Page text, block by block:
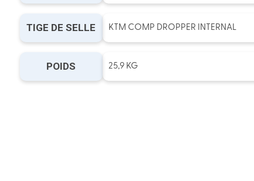
TIGE DE SELLE KTM COMP DROPPER INTERNAL
POIDS 25,9 KG